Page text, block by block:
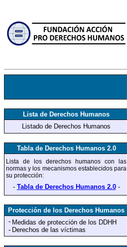
Lista de Derechos Humanos
Listado de Derechos Humanos
Tabla de Derechos Humanos 2.0
Lista de los derechos humanos con las
normas y los mecanismos establecidos para
su protección:
- Tabla de Derechos Humanos 2.0-
Protección de los Derechos Humanos
- Medidas de protección de los DDHH
- Derechos de las víctimas